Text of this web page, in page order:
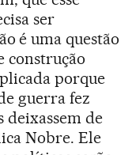
ser
é uma questão
construção
porque
guerra fez
deixassem de
Nobre. Ele